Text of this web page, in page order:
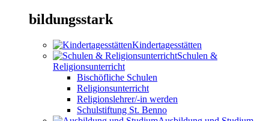
bildungsstark
Kindertagesstätten
Schulen &
Religionsunterricht
Bischöfliche Schulen
Religionsunterricht
Religionslehrer/-in werden
Schulstiftung St. Benno